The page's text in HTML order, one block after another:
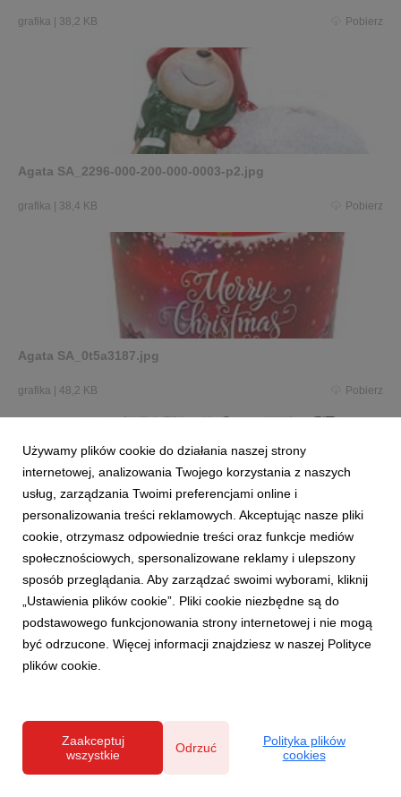
grafika 38,2 KB Pobierz
Agata SA_2296-000-200-000-0003-p2.jpg
grafika 38,4 KB Pobierz
Agata SA_0t5a3187.jpg
grafika 48,2 KB Pobierz
Agat SA_2274-000-200-000-0004-p2-1.jpg
grafika|50,8 KB Pobierz
Agata SA_2145-000-200-000-0215-p1.jpg
38,5 KB
Używamy plików cookie do działania naszej strony
internetowej, analizowania Twojego korzystania z naszych
usług, zarządzania Twoimi preferencjami online i
personalizowania treści reklamowych. Akceptując nasze pliki
cookie, otrzymasz odpowiednie treści oraz funkcje mediów
społecznościowych, spersonalizowane reklamy i ulepszony
sposób przeglądania. Aby zarządzać swoimi wyborami, kliknij
„Ustawienia plików cookie”. Pliki cookie niezbędne są do
podstawowego funkcjonowania strony internetowej i nie mogą
być odrzucone. Więcej informacji znajdziesz w naszej Polityce
plików cookie.
Zaakceptuj
wszystkie
Odrzuć
Polityka plików
cookies